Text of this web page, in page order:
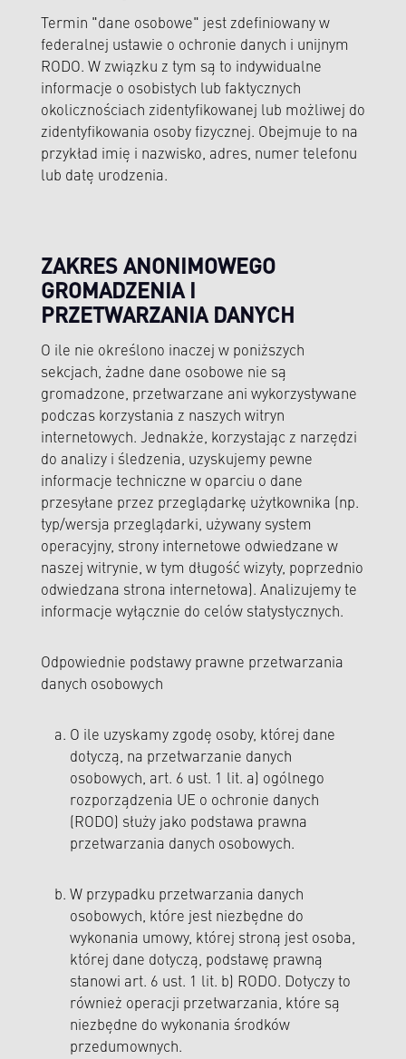
Termin "dane osobowe" jest zdefiniowany w
federalnej ustawie o ochronie danych i unijnym
RODO. W związku z tym są to indywidualne
informacje o osobistych lub faktycznych
okolicznościach zidentyfikowanej lub możliwej do
zidentyfikowania osoby fizycznej. Obejmuje to na
przykład imię i nazwisko, adres, numer telefonu
lub datę urodzenia.
ZAKRES ANONIMOWEGO
GROMADZENIA I
PRZETWARZANIA DANYCH
O ile nie określono inaczej w poniższych
sekcjach, żadne dane osobowe nie są
gromadzone, przetwarzane ani wykorzystywane
podczas korzystania z naszych witryn
internetowych. Jednakże, korzystając z narzędzi
do analizy i śledzenia, uzyskujemy pewne
informacje techniczne w oparciu o dane
przesyłane przez przeglądarkę użytkownika (np.
typ/wersja przeglądarki, używany system
operacyjny, strony internetowe odwiedzane w
naszej witrynie, w tym długość wizyty, poprzednio
odwiedzana strona internetowa). Analizujemy te
informacje wyłącznie do celów statystycznych.
Odpowiednie podstawy prawne przetwarzania
danych osobowych
O ile uzyskamy zgodę osoby, której dane
dotyczą, na przetwarzanie danych
osobowych, art. 6 ust. 1 lit. a) ogólnego
rozporządzenia UE o ochronie danych
(RODO) służy jako podstawa prawna
przetwarzania danych osobowych.
W przypadku przetwarzania danych
osobowych, które jest niezbędne do
wykonania umowy, której stroną jest osoba,
której dane dotyczą, podstawę prawną
stanowi art. 6 ust. 1 lit. b) RODO. Dotyczy to
również operacji przetwarzania, które są
niezbędne do wykonania środków
przedumownych.